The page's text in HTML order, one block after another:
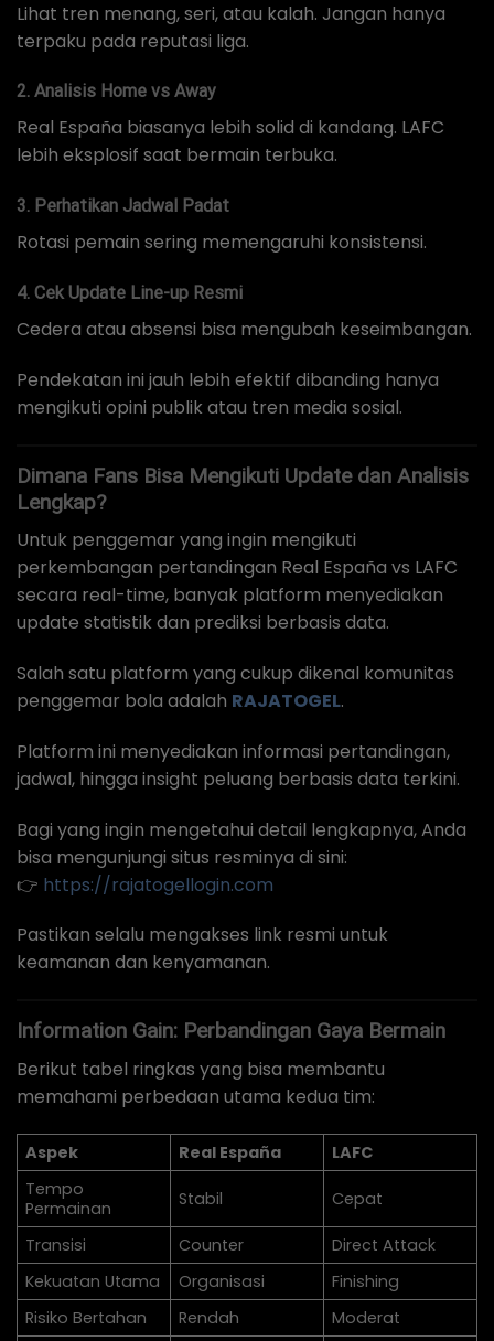
Lihat tren menang, seri, atau kalah. Jangan hanya
terpaku pada reputasi liga.
2. Analisis Home vs Away
Real España biasanya lebih solid di kandang. LAFC
lebih eksplosif saat bermain terbuka.
3. Perhatikan Jadwal Padat
Rotasi pemain sering memengaruhi konsistensi.
4. Cek Update Line-up Resmi
Cedera atau absensi bisa mengubah keseimbangan.
Pendekatan ini jauh lebih efektif dibanding hanya
mengikuti opini publik atau tren media sosial.
Dimana Fans Bisa Mengikuti Update dan Analisis
Lengkap?
Untuk penggemar yang ingin mengikuti
perkembangan pertandingan Real España vs LAFC
secara real-time, banyak platform menyediakan
update statistik dan prediksi berbasis data.
Salah satu platform yang cukup dikenal komunitas
penggemar bola adalah RAJATOGEL.
Platform ini menyediakan informasi pertandingan,
jadwal, hingga insight peluang berbasis data terkini.
Bagi yang ingin mengetahui detail lengkapnya, Anda
bisa mengunjungi situs resminya di sini:
👉 https://rajatogellogin.com
Pastikan selalu mengakses link resmi untuk
keamanan dan kenyamanan.
Information Gain: Perbandingan Gaya Bermain
Berikut tabel ringkas yang bisa membantu
memahami perbedaan utama kedua tim:
Aspek Real España
LAFC
Tempo
Permainan
Stabil Cepat
Transisi Counter
Direct Attack
Kekuatan Utama
Organisasi
Finishing
Risiko Bertahan
Rendah
Moderat